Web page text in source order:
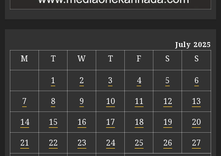
July 2025
M T W T F S
S
1
2 3 4 5
6
7
8 9 10 11 12
13
14
15 16 17 18 19
20
21
22 23 24 25 26
27